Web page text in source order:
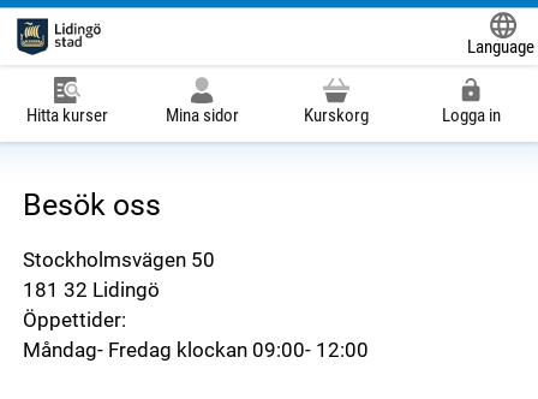
Language
Hitta kurser Mina sidor Kurskorg Logga in
Besök oss
Stockholmsvägen 50
181 32 Lidingö
Öppettider:
Måndag- Fredag klockan 09:00- 12:00